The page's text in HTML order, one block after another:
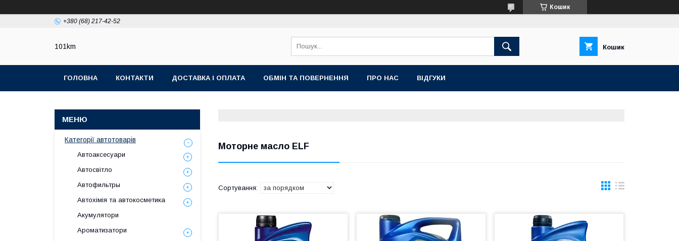
Кошик
+380 (68) 217-42-52
101km Кошик
ГОЛОВНА КОНТАКТИ ДОСТАВКА І ОПЛАТА ОБМІН ТА ПОВЕРНЕННЯ ПРО НАС ВІДГУКИ
Моторне масло ELF
Категорії автотоварів
Автоаксесуари
Автосвітло
Автофильтры
Автохімія та автокосметика
Акумулятори
Ароматизатори